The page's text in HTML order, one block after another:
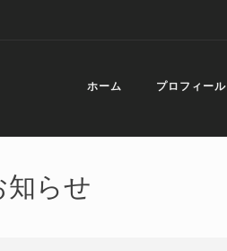
ホーム プロフィール
知らせ